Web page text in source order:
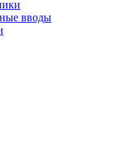
вводы